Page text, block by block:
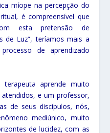
míope na percepção do
é compreensível que
esta pretensão de
de Luz”, teríamos mais a
de aprendizado
aprende muito
e um professor,
de seus discípulos, nós,
mediúnico, muito
de lucidez, com as